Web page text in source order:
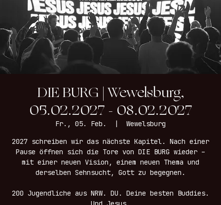
DIE BURG | Wewelsburg,
05.02.2027 - 08.02.2027
Fr., 05. Feb.
  |
Wewelsburg
2027 schreiben wir das nächste Kapitel. Nach einer
Pause öffnen sich die Tore von DIE BURG wieder –
derselben Sehnsucht, Gott zu begegnen.